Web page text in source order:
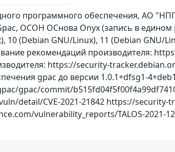
программного обеспечения, АО
ОСОН ОСнова Оnyx (запись в
10 (Debian GNU/Linux), 11 (Debian GNU/
рекомендаций производителя:
https://security-
gpac до версии 1.0.1+dfsg1-
gpac/commit/
detail/CVE-2021-21842 https://security-
vulnerability_reports/TALOS-